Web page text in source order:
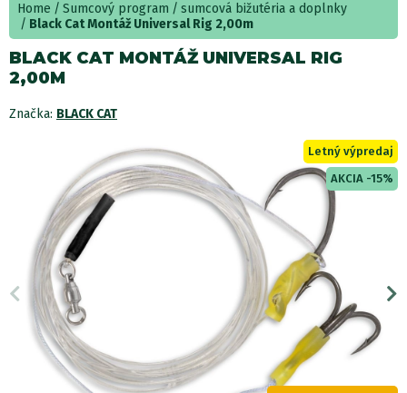
Home Sumcový program
sumcová bižutéria a doplnky
Black Cat Montáž Universal Rig 2,00m
BLACK CAT MONTÁŽ UNIVERSAL RIG
2,00M
Značka: BLACK CAT
Letný výpredaj
AKCIA -15%